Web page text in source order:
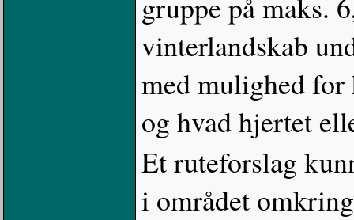
vinterlandskab
med mulighed for
og hvad hjertet
Et ruteforslag
i området